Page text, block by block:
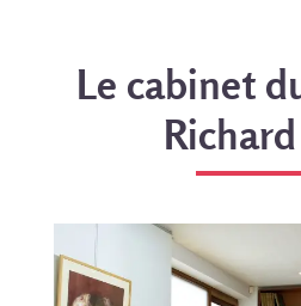
Le cabinet